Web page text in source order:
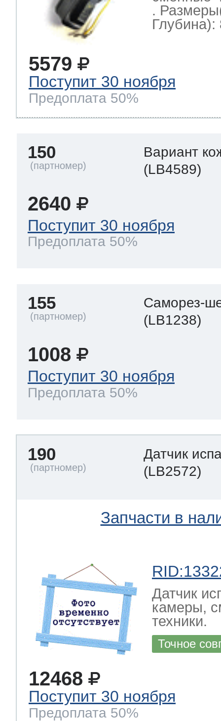
.
Глубина):
5579
Поступит 30 ноября
Предоплата 50%
150
Вариант
(LB4589)
2640
Поступит 30 ноября
Предоплата 50%
155
Саморез-
(LB1238)
1008
Поступит 30 ноября
Предоплата 50%
190
Датчик
(LB2572)
Запчасти в
Датчик
камеры,
техники.
Точное
12468
Поступит 30 ноября
Предоплата 50%